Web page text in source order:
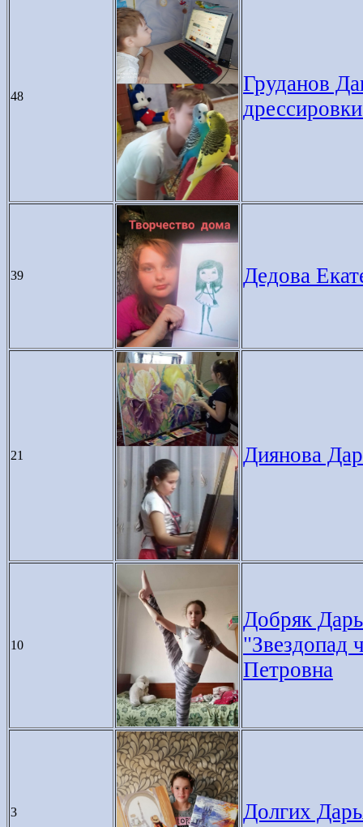
48
Груданов
39 Дедова
21 Диянова
10
Добряк
"Звездопад
Петровна
3 Долгих